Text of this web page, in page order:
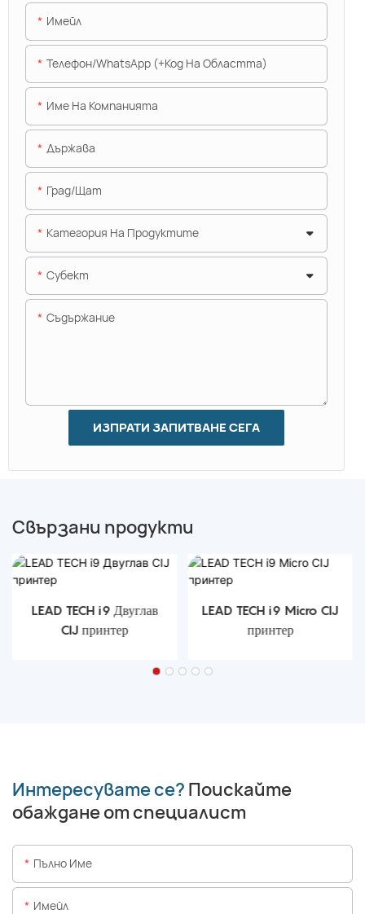
Имейл
Телефон/WhatsApp (+Код На Областта)
Име На Компанията
Държава
Град/щат
Категория На Продуктите
Субект
Съдържание
ИЗПРАТИ ЗАПИТВАНЕ СЕГА
Свързани продукти
LEAD TECH i9 Двуглав
CIJ принтер
LEAD TECH i9 Micro CIJ
принтер
Интересувате се? Поискайте
обаждане от специалист
Пълно Име
Имейл